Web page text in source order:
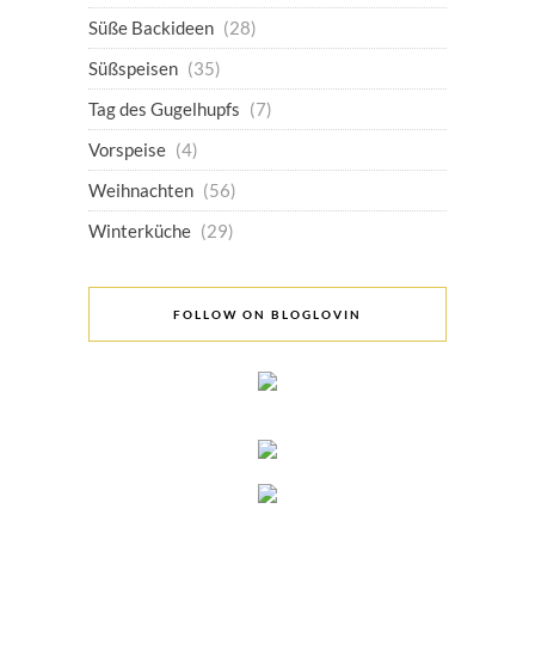
Süße Backideen (28)
Süßspeisen (35)
Tag des Gugelhupfs (7)
Vorspeise (4)
Weihnachten (56)
Winterküche (29)
FOLLOW ON BLOGLOVIN